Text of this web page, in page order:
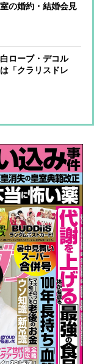
の婚約・結婚会見
話
ローブ・デコル
「クラリスドレ
皇族の華麗な